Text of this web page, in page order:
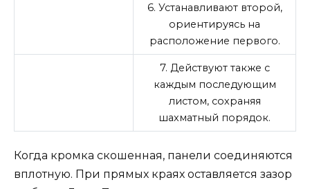
6. Устанавливают второй,
ориентируясь на
расположение первого.
7. Действуют также с
каждым последующим
листом, сохраняя
шахматный порядок.
Когда кромка скошенная, панели соединяются
вплотную. При прямых краях оставляется зазор